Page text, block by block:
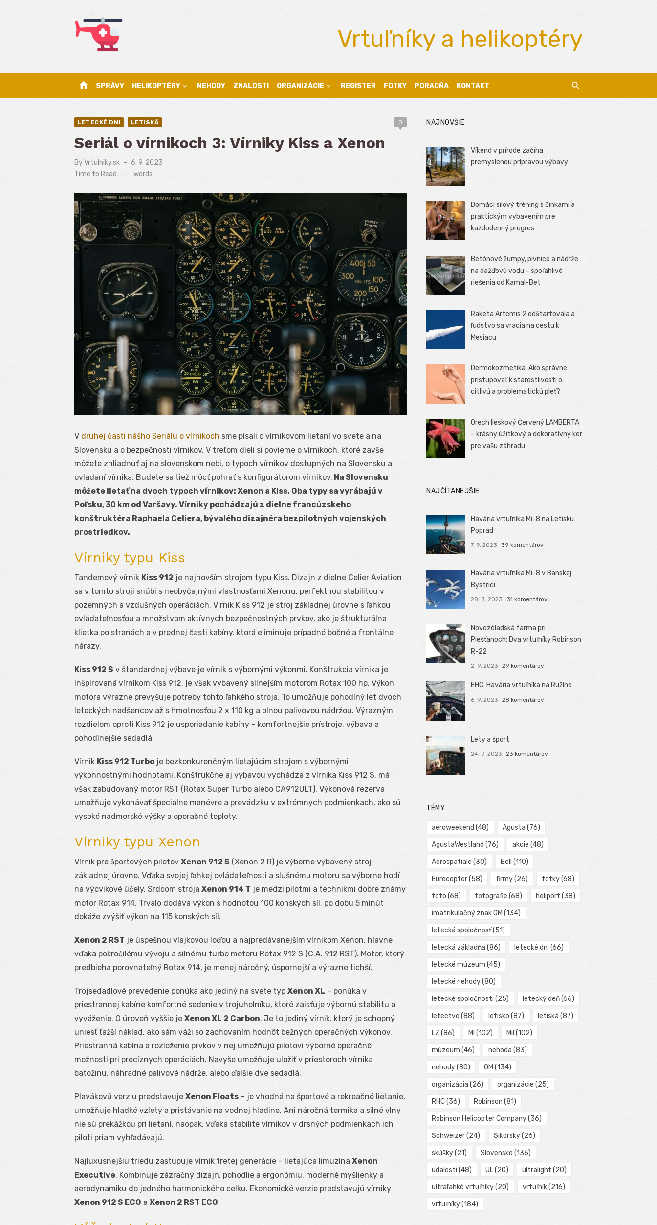
Vrtuľníky a helikoptéry
home SPRÁVY HELIKOPTÉRY NEHODY ZNALOSTI ORGANIZÁCIE REGISTER FOTKY PORADŇA KONTAKT
LETECKÉ DNI LETISKÁ 0
Seriál o vírnikoch 3: Vírniky Kiss a Xenon
ByVrtulniky.sk
Posted
on
6. 9. 2023
Time to Read:
- words
V druhej časti nášho Seriálu o vírnikoch sme písali o vírnikovom lietaní vo svete a na
Slovensku a o bezpečnosti vírnikov. V treťom dieli si povieme o vírnikoch, ktoré zavše
môžete zhliadnuť aj na slovenskom nebi, o typoch vírnikov dostupných na Slovensku a
ovládaní vírnika. Budete sa tiež môcť pohrať s konfigurátorom vírnikov. Na Slovensku
môžete lietať na dvoch typoch vírnikov: Xenon a Kiss. Oba typy sa vyrábajú v
Poľsku, 30 km od Varšavy. Vírniky pochádzajú z dielne francúzskeho
konštruktéra Raphaela Celiera, bývalého dizajnéra bezpilotných vojenských
prostriedkov.
Vírniky typu Kiss
Tandemový vírnik Kiss 912 je najnovším strojom typu Kiss. Dizajn z dielne Celier Aviation
sa v tomto stroji snúbi s neobyčajnými vlastnosťami Xenonu, perfektnou stabilitou v
pozemných a vzdušných operáciách. Vírnik Kiss 912 je stroj základnej úrovne s ľahkou
ovládateľnosťou a množstvom aktívnych bezpečnostných prvkov, ako je štrukturálna
klietka po stranách a v prednej časti kabíny, ktorá eliminuje prípadné bočné a frontálne
nárazy.
Kiss 912 S v štandardnej výbave je vírnik s výbornými výkonmi. Konštrukcia vírnika je
inšpirovaná vírnikom Kiss 912, je však vybavený silnejším motorom Rotax 100 hp. Výkon
motora výrazne prevyšuje potreby tohto ľahkého stroja. To umožňuje pohodlný let dvoch
leteckých nadšencov až s hmotnosťou 2 x 110 kg a plnou palivovou nádržou. Výrazným
rozdielom oproti Kiss 912 je usporiadanie kabíny – komfortnejšie prístroje, výbava a
pohodlnejšie sedadlá.
Vírnik Kiss 912 Turbo je bezkonkurenčným lietajúcim strojom s výbornými
výkonnostnými hodnotami. Konštrukčne aj výbavou vychádza z vírnika Kiss 912 S, má
však zabudovaný motor RST (Rotax Super Turbo alebo CA912ULT). Výkonová rezerva
umožňuje vykonávať špeciálne manévre a prevádzku v extrémnych podmienkach, ako sú
vysoké nadmorské výšky a operačné teploty.
Vírniky typu Xenon
Vírnik pre športových pilotov Xenon 912 S (Xenon 2 R) je výborne vybavený stroj
základnej úrovne. Vďaka svojej ľahkej ovládateľnosti a slušnému motoru sa výborne hodí
na výcvikové účely. Srdcom stroja Xenon 914 T je medzi pilotmi a technikmi dobre známy
motor Rotax 914. Trvalo dodáva výkon s hodnotou 100 konských síl, po dobu 5 minút
dokáže zvýšiť výkon na 115 konských síl.
Xenon 2 RST je úspešnou vlajkovou loďou a najpredávanejším vírnikom Xenon, hlavne
vďaka pokročilému vývoju a silnému turbo motoru Rotax 912 S (C.A. 912 RST). Motor, ktorý
predbieha porovnateľný Rotax 914, je menej náročný, úspornejší a výrazne tichší.
Trojsedadlové prevedenie ponúka ako jediný na svete typ Xenon XL – ponúka v
priestrannej kabíne komfortné sedenie v trojuholníku, ktoré zaisťuje výbornú stabilitu a
vyváženie. O úroveň vyššie je Xenon XL 2 Carbon. Je to jediný vírnik, ktorý je schopný
uniesť ťažší náklad, ako sám váži so zachovaním hodnôt bežných operačných výkonov.
Priestranná kabína a rozloženie prvkov v nej umožňujú pilotovi výborné operačné
možnosti pri precíznych operáciách. Navyše umožňuje uložiť v priestoroch vírnika
batožinu, náhradné palivové nádrže, alebo ďalšie dve sedadlá.
Plavákovú verziu predstavuje Xenon Floats – je vhodná na športové a rekreačné lietanie,
umožňuje hladké vzlety a pristávanie na vodnej hladine. Ani náročná termika a silné vlny
nie sú prekážkou pri lietaní, naopak, vďaka stabilite vírnikov v drsných podmienkach ich
piloti priam vyhľadávajú.
Najluxusnejšiu triedu zastupuje vírnik tretej generácie – lietajúca limuzína Xenon
Executive. Kombinuje zázračný dizajn, pohodlie a ergonómiu, moderné myšlienky a
aerodynamiku do jedného harmonického celku. Ekonomické verzie predstavujú vírniky
Xenon 912 S ECO a Xenon 2 RST ECO.
NAJNOVŠIE
Víkend v prírode začína
premyslenou prípravou výbavy
Domáci silový tréning s činkami a
praktickým vybavením pre
každodenný progres
Betónové žumpy, pivnice a nádrže
na dažďovú vodu – spoľahlivé
riešenia od Kamal-Bet
Raketa Artemis 2 odštartovala a
ľudstvo sa vracia na cestu k
Mesiacu
Dermokozmetika: Ako správne
pristupovať k starostlivosti o
citlivú a problematickú pleť?
Orech lieskový Červený LAMBERTA
– krásny úžitkový a dekoratívny ker
pre vašu záhradu
NAJČÍTANEJŠIE
Havária vrtuľníka Mi-8 na Letisku
Poprad
7. 9. 2023 39 komentárov
Havária vrtuľníka Mi-8 v Banskej
Bystrici
28. 8. 2023 31 komentárov
Novozéladská farma pri
Piešťanoch: Dva vrtuľníky Robinson
R-22
2. 9. 2023 29 komentárov
EHC: Havária vrtuľníka na Ružíne
6. 9. 2023 28 komentárov
Lety a šport
24. 9. 2023 23 komentárov
TÉMY
aeroweekend (48) Agusta (76)
AgustaWestland (76) akcie (48)
Aérospatiale (30) Bell (110)
Eurocopter(58) firmy(26) fotky(68)
foto (68) fotografie (68) heliport (38)
imatrikulačný znak OM (134)
letecká spoločnosť(51)
letecká základňa (86) letecké dni (66)
letecké múzeum (45)
letecké nehody(80)
letecké spoločnosti (25) letecký deň(66)
letectvo (88) letisko (87) letiská (87)
LZ (86) MI (102) Mil (102)
múzeum (46) nehoda (83)
nehody(80) OM (134)
organizácia (26) organizácie (25)
RHC(36) Robinson (81)
Robinson Helicopter Company(36)
Schweizer(24) Sikorsky(26)
skúšky(21) Slovensko (136)
udalosti (48) UL(20) ultralight (20)
ultraľahké vrtuľníky(20) vrtuľník(216)
vrtuľníky(184)